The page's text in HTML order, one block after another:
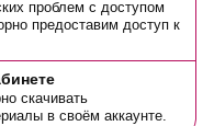
проблем с доступом
предоставим доступ к
скачивать
в своём аккаунте.